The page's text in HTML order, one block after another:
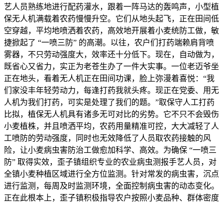
艺人员熟练地进行配药灌水，跟着一阵马达的轰鸣声，小型植
保无人机满载着农药慢慢升空。它们从地头起飞，正在田间低
空穿越，平均地喷洒着农药，高效地开展着小麦统防工做，敏
捷掀起了 “一喷三防” 的高潮。以往，农户们打药端赖肩背喷
雾器，不只劳动强度大，效率还十分低下。现在，自动做为，
既省心又省力，实正为老苍生办了一件大实事。一位老迈爷坐
正在地头，看着无人机正在田间功课，脸上弥漫着喜悦：“我
们家没丰年轻劳动力，每逢打药我就头疼。现正在党委、用无
人机为我们打药，可实是处理了我们的题。”取保守人工打药
比拟，植保无人机具有诸多无可对比的劣势。它不只不会毁伤
小麦植株，并且喷洒平均，农药用量精准可控，大大减轻了人
工喷防的劳动强度，同时也无效降低了人员取农药接触的风
险，让小麦病虫害防治工做愈加科学、高效。为确保 “一喷三
防” 取得实效，歪子镇组织专业的农业病虫测报手艺人员，对
全镇小麦种植区域进行全方位监测。针对常发的病虫害，沉点
进行监测，每周及时监测环境，全面控制病虫害的动态变化。
正在此根本上，歪子镇积极指导农户按照小麦品种、群体密度